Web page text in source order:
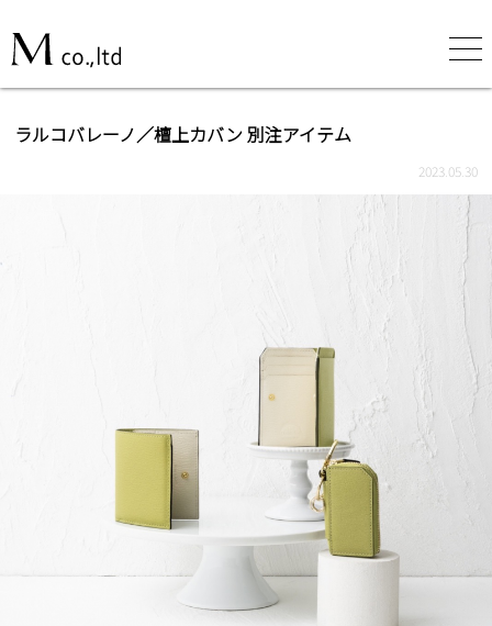
ラルコバレーノ／檀上カバン 別注アイテム
2023.05.30